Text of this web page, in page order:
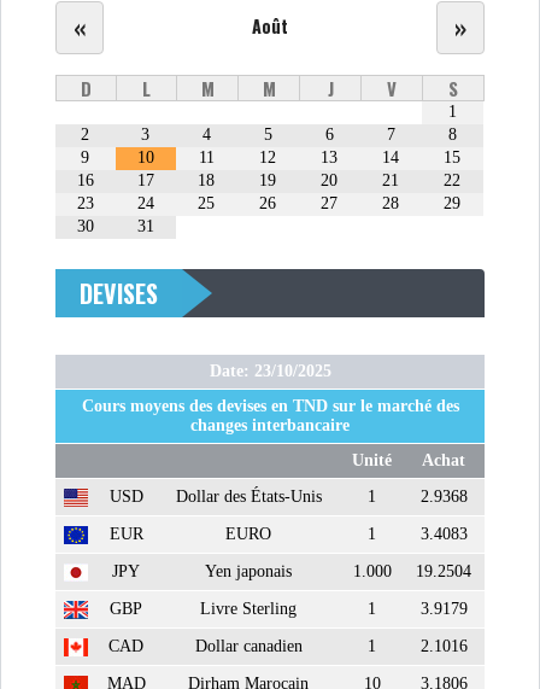
Août
« »
D L M M J V S
1
2
3 4 5 6 7
8
9
10 11 12 13 14
15
16
17 18 19 20 21
22
23
24 25 26 27 28
29
30
31
DEVISES
Date: 23/10/2025
Cours moyens des devises en TND sur le marché des
changes interbancaire
Unité
Achat
USD
Dollar des États-Unis 1 2.9368
EUR EURO 1 3.4083
JPY Yen japonais 1.000 19.2504
GBP Livre Sterling 1 3.9179
CAD Dollar canadien 1 2.1016
MAD Dirham Marocain 10 3.1806